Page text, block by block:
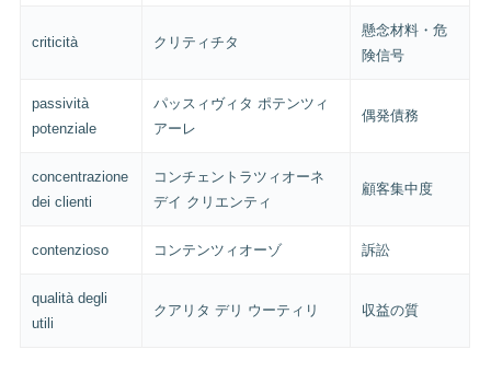
criticità クリティチタ
懸念材料・危
険信号
passività
potenziale
パッスィヴィタ ポテンツィ
アーレ
偶発債務
concentrazione
dei clienti
コンチェントラツィオーネ
デイ クリエンティ
顧客集中度
contenzioso コンテンツィオーゾ 訴訟
qualità degli
utili
クアリタ デリ ウーティリ 収益の質